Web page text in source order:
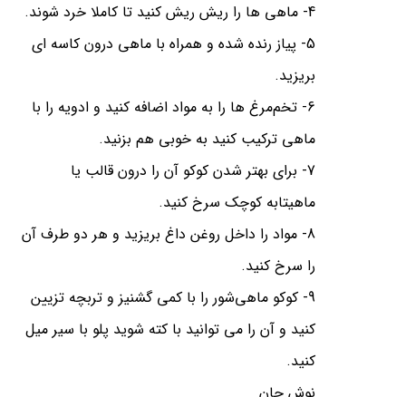
4- ماهی ها را ریش ریش کنید تا کاملا خرد شوند.
5- پیاز رنده شده و همراه با ماهی درون کاسه ای
بریزید.
6- تخم‌مرغ ها را به مواد اضافه کنید و ادویه را با
ماهی ترکیب کنید به خوبی هم بزنید.
7- برای بهتر شدن کوکو آن را درون قالب یا
ماهیتابه کوچک سرخ کنید.
8- مواد را داخل روغن داغ بریزید و هر دو طرف آن
را سرخ کنید.
9- کوکو ماهی‌شور را با کمی گشنیز و تربچه تزیین
کنید و آن را می توانید با کته شوید پلو با سیر میل
کنید.